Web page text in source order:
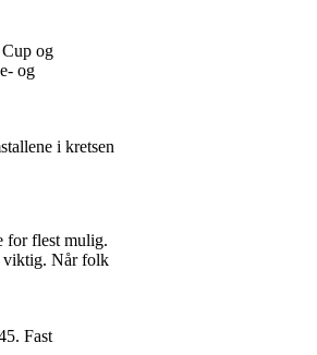
Cup og
og
i kretsen
for flest mulig.
viktig. Når folk
Fast